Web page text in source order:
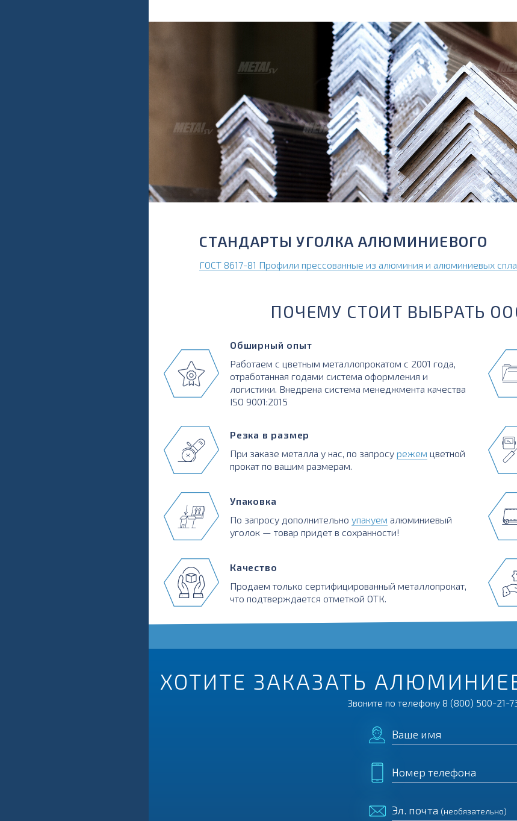
СТАНДАРТЫ УГОЛКА АЛЮМИНИЕВОГО
ГОСТ 8617-81 Профили прессованные из алюминия и алюминиевых
ПОЧЕМУ СТОИТ ВЫБРАТЬ
Обширный опыт
Работаем с цветным металлопрокатом с 2001 года,
отработанная годами система оформления и
логистики. Внедрена система менеджмента качества
ISO 9001:2015
Резка в размер
При заказе металла у нас, по запросу режем цветной
прокат по вашим размерам.
Упаковка
По запросу дополнительно упакуем алюминиевый
уголок — товар придет в сохранности!
Качество
Продаем только сертифицированный металлопрокат,
что подтверждается отметкой ОТК.
ХОТИТЕ ЗАКАЗАТЬ
Звоните по телефону 8 (800) 500-21-
Ваше имя
Номер телефона
Эл. почта (необязательно)